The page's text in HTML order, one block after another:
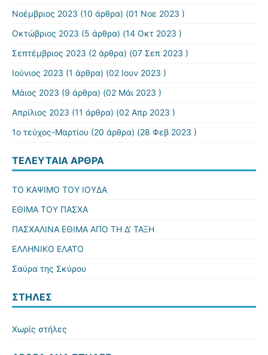
Νοέμβριος 2023 (10 άρθρα) (01 Νοε 2023 )
Οκτώβριος 2023 (5 άρθρα) (14 Οκτ 2023 )
Σεπτέμβριος 2023 (2 άρθρα) (07 Σεπ 2023 )
Ιούνιος 2023 (1 άρθρα) (02 Ιουν 2023 )
Μάιος 2023 (9 άρθρα) (02 Μάι 2023 )
Απρίλιος 2023 (11 άρθρα) (02 Απρ 2023 )
1ο τεύχος-Μαρτίου (20 άρθρα) (28 Φεβ 2023 )
ΤΕΛΕΥΤΑΊΑ ΆΡΘΡΑ
ΤΟ ΚΑΨΙΜΟ ΤΟΥ ΙΟΥΔΑ
ΕΘΙΜΑ ΤΟΥ ΠΑΣΧΑ
ΠΑΣΧΑΛΙΝΑ ΕΘΙΜΑ ΑΠΟ ΤΗ Δ’ ΤΑΞΗ
ΕΛΛΗΝΙΚΟ ΕΛΑΤΟ
Σαύρα της Σκύρου
ΣΤΉΛΕΣ
Χωρίς στήλες